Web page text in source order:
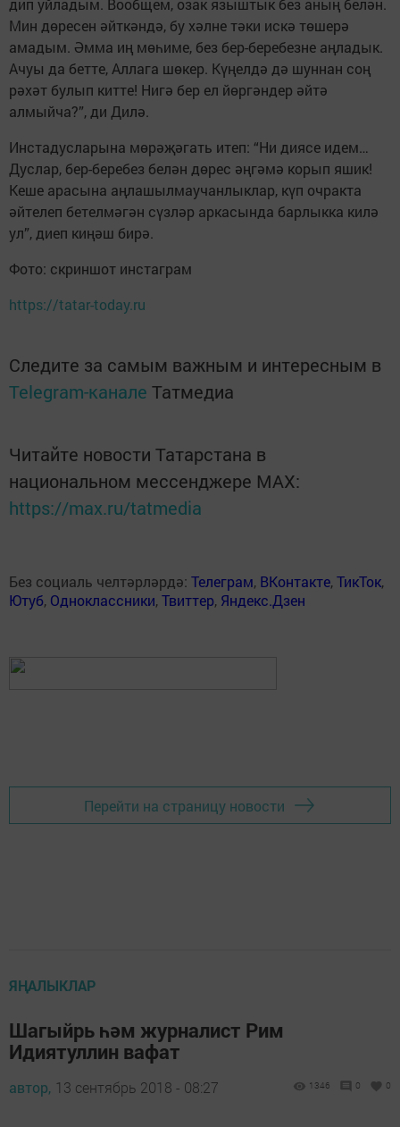
дип уйладым. Вообщем, озак языштык без аның белән.
Мин дөресен әйткәндә, бу хәлне тәки искә төшерә
амадым. Әмма иң мөһиме, без бер-беребезне аңладык.
Ачуы да бетте, Аллага шөкер. Күңелдә дә шуннан соң
рәхәт булып китте! Нигә бер ел йөргәндер әйтә
алмыйча?”, ди Дилә.
Инстадусларына мөрәҗәгать итеп: “Ни диясе идем…
Дуслар, бер-беребез белән дөрес әңгәмә корып яшик!
Кеше арасына аңлашылмаучанлыклар, күп очракта
әйтелеп бетелмәгән сүзләр аркасында барлыкка килә
ул”, диеп киңәш бирә.
Фото: скриншот инстаграм
https://tatar-today.ru
Следите за самым важным и интересным в
Telegram-канале Татмедиа
Читайте новости Татарстана в
национальном мессенджере MАХ:
https://max.ru/tatmedia
Без социаль челтәрләрдә: Телеграм, ВКонтакте,ТикТок,
Ютуб, Одноклассники,Твиттер, Яндекс.Дзен
Перейти на страницу новости
ЯҢАЛЫКЛАР
Шагыйрь һәм журналист Рим
Идиятуллин вафат
автор, 13 сентябрь 2018 - 08:27 1346 0 0